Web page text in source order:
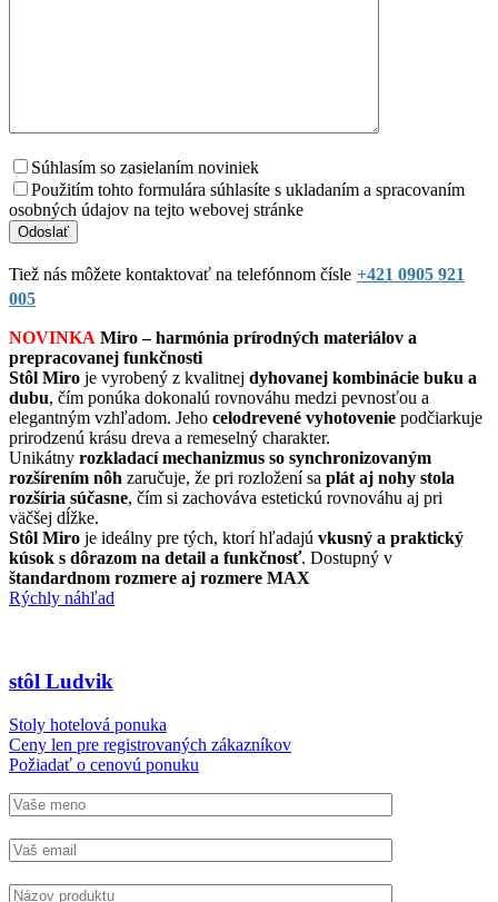
Súhlasím so zasielaním noviniek
Použitím tohto formulára súhlasíte s ukladaním a spracovaním
osobných údajov na tejto webovej stránke
Tiež nás môžete kontaktovať na telefónnom čísle +421 0905 921
005
NOVINKA Miro – harmónia prírodných materiálov a
prepracovanej funkčnosti
Stôl Miro je vyrobený z kvalitnej dyhovanej kombinácie buku a
dubu, čím ponúka dokonalú rovnováhu medzi pevnosťou a
elegantným vzhľadom. Jeho celodrevené vyhotovenie podčiarkuje
prirodzenú krásu dreva a remeselný charakter.
Unikátny rozkladací mechanizmus so synchronizovaným
rozšírením nôh zaručuje, že pri rozložení sa plát aj nohy stola
rozšíria súčasne, čím si zachováva estetickú rovnováhu aj pri
väčšej dĺžke.
Stôl Miro je ideálny pre tých, ktorí hľadajú vkusný a praktický
kúsok s dôrazom na detail a funkčnosť. Dostupný v
štandardnom rozmere aj rozmere MAX
Rýchly náhľad
stôl Ludvik
Stoly hotelová ponuka
Ceny len pre registrovaných zákazníkov
Požiadať o cenovú ponuku